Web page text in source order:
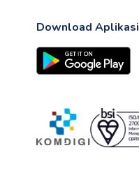
Download Aplikasi